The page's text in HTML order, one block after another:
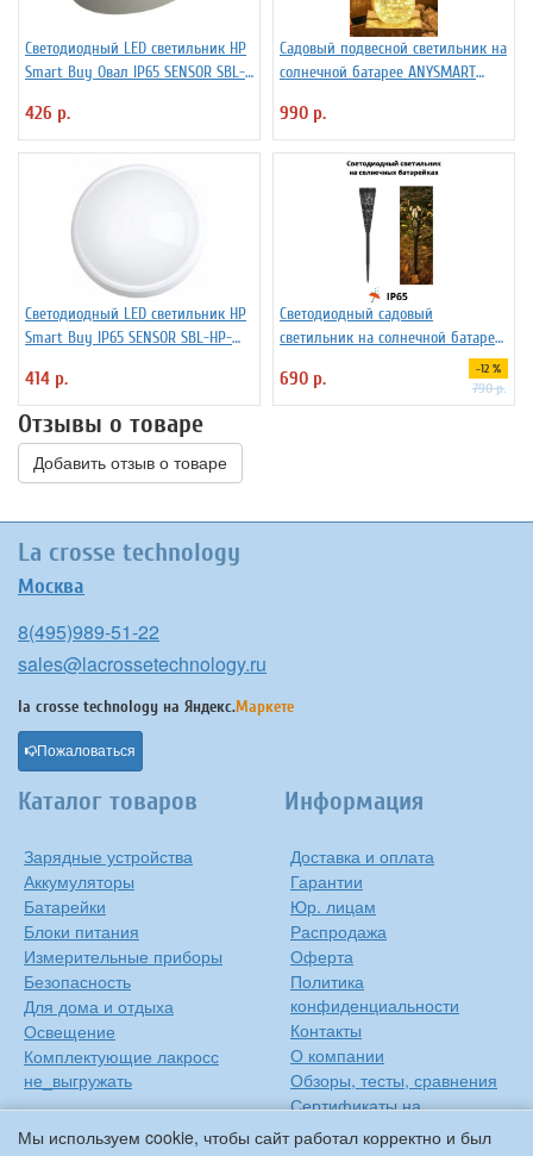
Мы используем cookie, чтобы сайт работал корректно и был
Cветодиодный LED светильник HP
Smart Buy Овал IP65 SENSOR SBL-
426 р.
Садовый подвесной светильник на
солнечной батарее ANYSMART
990 р.
Cветодиодный LED светильник HP
Smart Buy IP65 SENSOR SBL-HP-
414 р.
Светодиодный садовый
светильник на солнечной батарее
для газона ANYSMART, 41.5 х 7 см
690 р. -12 %
790 р.
Отзывы о товаре
Добавить отзыв о товаре
La crosse technology
Москва
8(495)989-51-22
sales@lacrossetechnology.ru
la crosse technology на Яндекс.Маркете
Пожаловаться
Каталог товаров
Зарядные устройства
Аккумуляторы
Батарейки
Блоки питания
Измерительные приборы
Безопасность
Для дома и отдыха
Освещение
Комплектующие лакросс
не_выгружать
Информация
Доставка и оплата
Гарантии
Юр. лицам
Распродажа
Оферта
Политика
конфиденциальности
Контакты
О компании
Обзоры, тесты, сравнения
Сертификаты на
продукцию